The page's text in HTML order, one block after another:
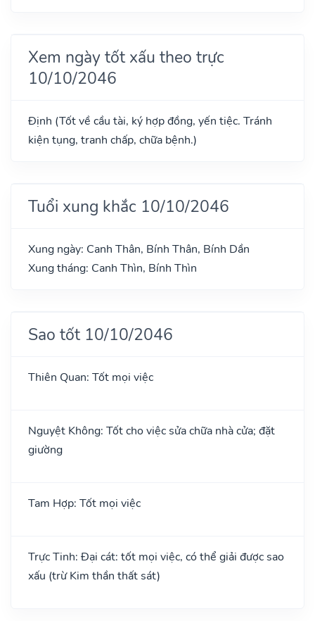
Xem ngày tốt xấu theo trực
10/10/2046
Định (Tốt về cầu tài, ký hợp đồng, yến tiệc. Tránh
kiện tụng, tranh chấp, chữa bệnh.)
Tuổi xung khắc 10/10/2046
Xung ngày: Canh Thân, Bính Thân, Bính Dần
Xung tháng: Canh Thìn, Bính Thìn
Sao tốt 10/10/2046
Thiên Quan: Tốt mọi việc
Nguyệt Không: Tốt cho việc sửa chữa nhà cửa; đặt
giường
Tam Hợp: Tốt mọi việc
Trực Tinh: Đại cát: tốt mọi việc, có thể giải được sao
xấu (trừ Kim thần thất sát)